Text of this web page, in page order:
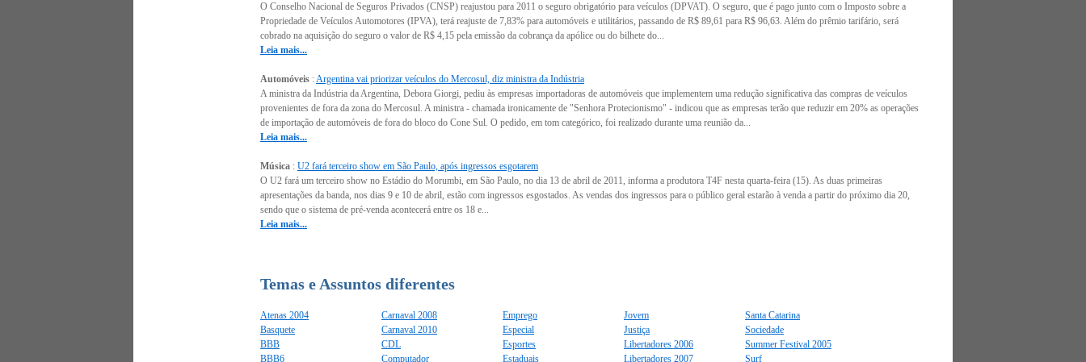
O Conselho Nacional de Seguros Privados (CNSP) reajustou para 2011 o seguro obrigatório para veículos (DPVAT). O seguro, que é pago junto com o Imposto sobre a
Propriedade de Veículos Automotores (IPVA), terá reajuste de 7,83% para automóveis e utilitários, passando de R$ 89,61 para R$ 96,63. Além do prêmio tarifário, será
cobrado na aquisição do seguro o valor de R$ 4,15 pela emissão da cobrança da apólice ou do bilhete do...
Leia mais...
Automóveis :Argentina vai priorizar veículos do Mercosul, diz ministra da Indústria
A ministra da Indústria da Argentina, Debora Giorgi, pediu às empresas importadoras de automóveis que implementem uma redução significativa das compras de veículos
provenientes de fora da zona do Mercosul. A ministra - chamada ironicamente de "Senhora Protecionismo" - indicou que as empresas terão que reduzir em 20% as operações
de importação de automóveis de fora do bloco do Cone Sul. O pedido, em tom categórico, foi realizado durante uma reunião da...
Leia mais...
Música : U2 fará terceiro show em São Paulo, após ingressos esgotarem
O U2 fará um terceiro show no Estádio do Morumbi, em São Paulo, no dia 13 de abril de 2011, informa a produtora T4F nesta quarta-feira (15). As duas primeiras
apresentações da banda, nos dias 9 e 10 de abril, estão com ingressos esgostados. As vendas dos ingressos para o público geral estarão à venda a partir do próximo dia 20,
sendo que o sistema de pré-venda acontecerá entre os 18 e...
Leia mais...
Temas e Assuntos diferentes
Atenas 2004
Basquete
BBB
BBB6
Carnaval 2008
Carnaval 2010
CDL
Computador
Emprego
Especial
Esportes
Estaduais
Jovem
Justiça
Libertadores 2006
Libertadores 2007
Santa Catarina
Sociedade
Summer Festival 2005
Surf